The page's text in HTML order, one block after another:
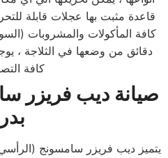
قاعدة مثبت بها عجلات قابلة
كافة المأكولات والمشروبات
دقائق من وضعها في الثلاجة ،
كافة
صيانة ديب فريزر
بدر
يتميز ديب فريزر سامسونج